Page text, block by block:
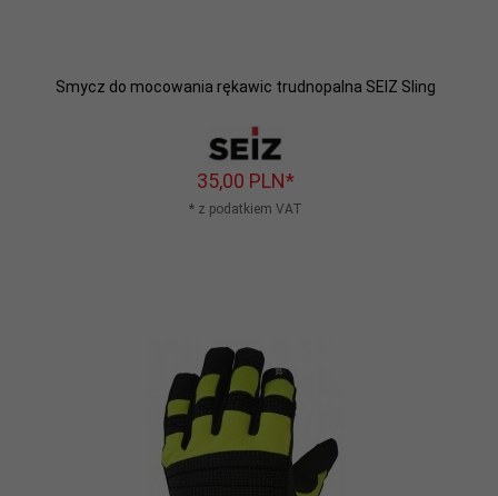
Smycz do mocowania rękawic trudnopalna SEIZ Sling
35,00 PLN*
* z podatkiem VAT